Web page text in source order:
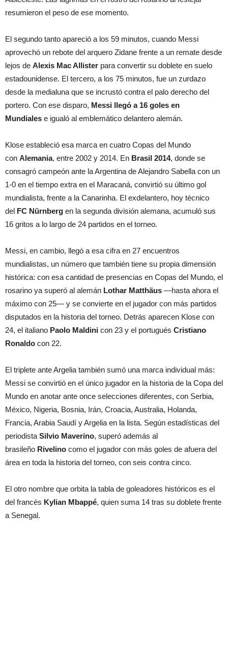
resumieron el peso de ese momento.
El segundo tanto apareció a los 59 minutos, cuando Messi
aprovechó un rebote del arquero Zidane frente a un remate desde
lejos de Alexis Mac Allister para convertir su doblete en suelo
estadounidense. El tercero, a los 75 minutos, fue un zurdazo
desde la medialuna que se incrustó contra el palo derecho del
portero. Con ese disparo, Messi llegó a 16 goles en
Mundiales e igualó al emblemático delantero alemán.
Klose estableció esa marca en cuatro Copas del Mundo
con Alemania, entre 2002 y 2014. En Brasil 2014, donde se
consagró campeón ante la Argentina de Alejandro Sabella con un
1-0 en el tiempo extra en el Maracaná, convirtió su último gol
mundialista, frente a la Canarinha. El exdelantero, hoy técnico
del FC Nürnberg en la segunda división alemana, acumuló sus
16 gritos a lo largo de 24 partidos en el torneo.
Messi, en cambio, llegó a esa cifra en 27 encuentros
mundialistas, un número que también tiene su propia dimensión
histórica: con esa cantidad de presencias en Copas del Mundo, el
rosarino ya superó al alemán Lothar Matthäus —hasta ahora el
máximo con 25— y se convierte en el jugador con más partidos
disputados en la historia del torneo. Detrás aparecen Klose con
24, el italiano Paolo Maldini con 23 y el portugués Cristiano
Ronaldo con 22.
El triplete ante Argelia también sumó una marca individual más:
Messi se convirtió en el único jugador en la historia de la Copa del
Mundo en anotar ante once selecciones diferentes, con Serbia,
México, Nigeria, Bosnia, Irán, Croacia, Australia, Holanda,
Francia, Arabia Saudí y Argelia en la lista. Según estadísticas del
periodista Silvio Maverino, superó además al
brasileño Rivelino como el jugador con más goles de afuera del
área en toda la historia del torneo, con seis contra cinco.
El otro nombre que orbita la tabla de goleadores históricos es el
del francés Kylian Mbappé, quien suma 14 tras su doblete frente
a Senegal.